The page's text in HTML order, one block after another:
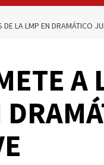
DE LA LMP EN DRAMÁTICO
A